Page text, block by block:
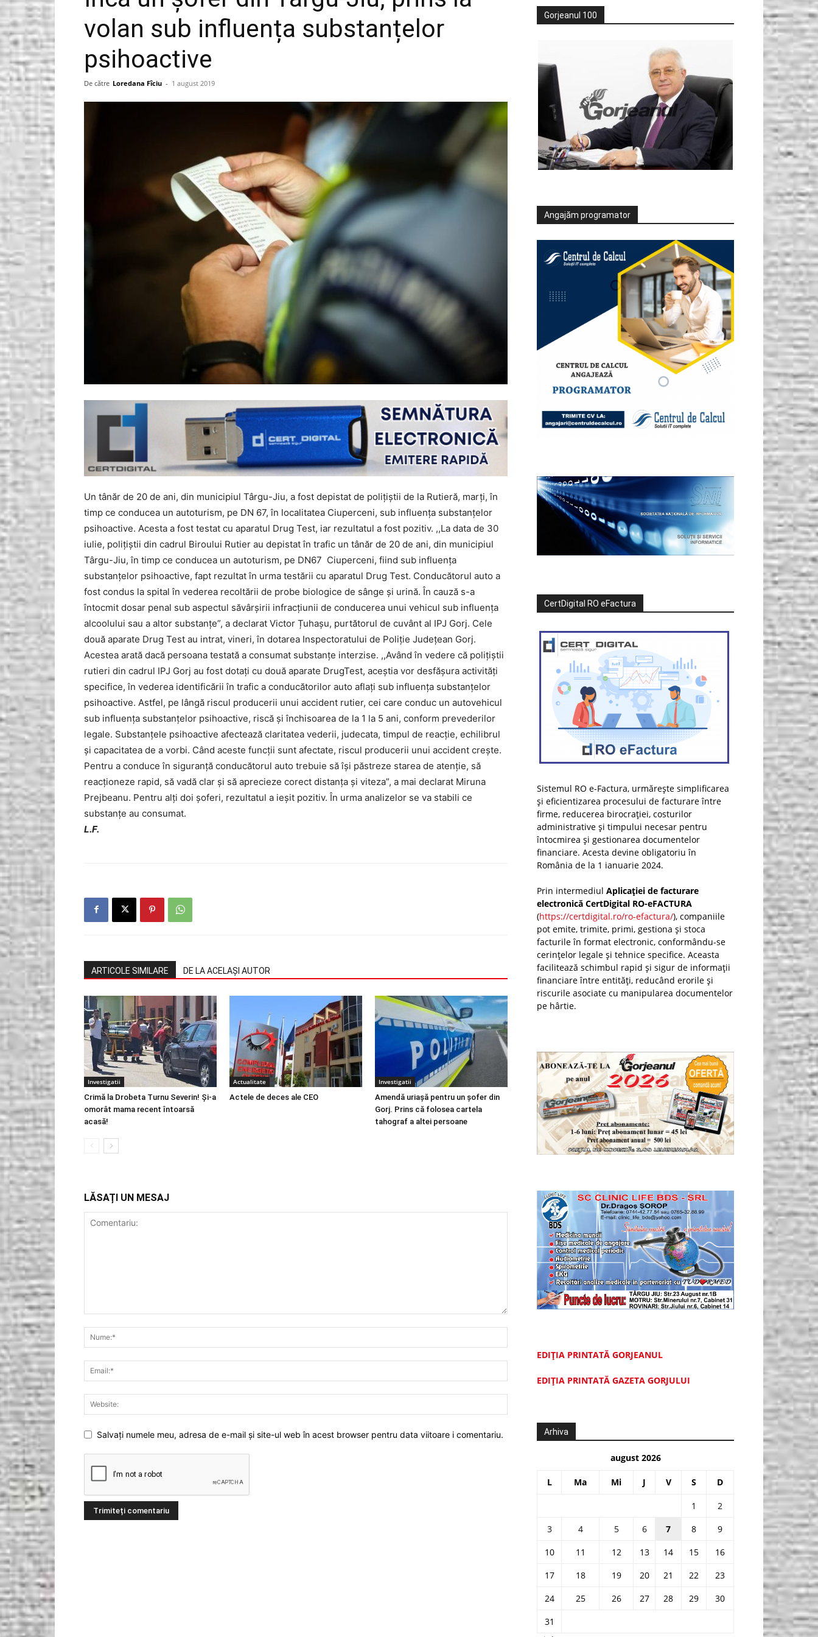
Gorjeanul.ro
volan sub influența substanțelor
psihoactive
De către Loredana Fîciu - 1 august 2019
Un tânăr de 20 de ani, din municipiul Târgu-Jiu, a fost depistat de polițiștii de la Rutieră, marți, în
timp ce conducea un autoturism, pe DN 67, în localitatea Ciuperceni, sub influența substanțelor
psihoactive. Acesta a fost testat cu aparatul Drug Test, iar rezultatul a fost pozitiv. ,,La data de 30
iulie, poliţiştii din cadrul Biroului Rutier au depistat în trafic un tânăr de 20 de ani, din municipiul
Târgu-Jiu, în timp ce conducea un autoturism, pe DN67 Ciuperceni, fiind sub influența
substanțelor psihoactive, fapt rezultat în urma testării cu aparatul Drug Test. Conducătorul auto a
fost condus la spital în vederea recoltării de probe biologice de sânge și urină. În cauză s-a
întocmit dosar penal sub aspectul săvârşirii infracțiunii de conducerea unui vehicul sub influenţa
alcoolului sau a altor substanțe”, a declarat Victor Țuhașu, purtătorul de cuvânt al IPJ Gorj. Cele
două aparate Drug Test au intrat, vineri, în dotarea Inspectoratului de Poliție Județean Gorj.
Acestea arată dacă persoana testată a consumat substanţe interzise. ,,Având în vedere că polițiștii
rutieri din cadrul IPJ Gorj au fost dotați cu două aparate DrugTest, aceștia vor desfășura activități
specifice, în vederea identificării în trafic a conducătorilor auto aflați sub influența substanțelor
psihoactive. Astfel, pe lângă riscul producerii unui accident rutier, cei care conduc un autovehicul
sub influenţa substanțelor psihoactive, riscă şi închisoarea de la 1 la 5 ani, conform prevederilor
legale. Substanțele psihoactive afectează claritatea vederii, judecata, timpul de reacţie, echilibrul
şi capacitatea de a vorbi. Când aceste funcţii sunt afectate, riscul producerii unui accident crește.
Pentru a conduce în siguranţă conducătorul auto trebuie să îşi păstreze starea de atenţie, să
reacţioneze rapid, să vadă clar şi să aprecieze corect distanţa şi viteza”, a mai declarat Miruna
Prejbeanu. Pentru alți doi șoferi, rezultatul a ieșit pozitiv. În urma analizelor se va stabili ce
substanțe au consumat.
L.F.
ARTICOLE SIMILARE DE LA ACELAȘI AUTOR
Investigatii
Crimă la Drobeta Turnu Severin! Și-a
omorât mama recent întoarsă
acasă!
Actualitate
Actele de deces ale CEO
Investigatii
Amendă uriașă pentru un șofer din
Gorj. Prins că folosea cartela
tahograf a altei persoane
LĂSAȚI UN MESAJ
Salvați numele meu, adresa de e-mail și site-ul web în acest browser pentru data viitoare i comentariu.
Gorjeanul 100
Angajăm programator
CertDigital RO eFactura
Sistemul RO e-Factura, urmărește simplificarea
și eficientizarea procesului de facturare între
firme, reducerea birocrației, costurilor
administrative și timpului necesar pentru
întocmirea și gestionarea documentelor
financiare. Acesta devine obligatoriu în
România de la 1 ianuarie 2024.
Prin intermediul Aplicației de facturare
electronică CertDigital RO-eFACTURA
(https://certdigital.ro/ro-efactura/), companiile
pot emite, trimite, primi, gestiona și stoca
facturile în format electronic, conformându-se
cerințelor legale și tehnice specifice. Aceasta
facilitează schimbul rapid și sigur de informații
financiare între entități, reducând erorile și
riscurile asociate cu manipularea documentelor
pe hârtie.
EDIȚIA PRINTATĂ GORJEANUL
EDIŢIA PRINTATĂ GAZETA GORJULUI
Arhiva
august 2026
L Ma Mi J V S D
1
2
3
4 5 6 7 8
9
10
11 12 13 14 15
16
17
18 19 20 21 22
23
24
25 26 27 28 29
30
31